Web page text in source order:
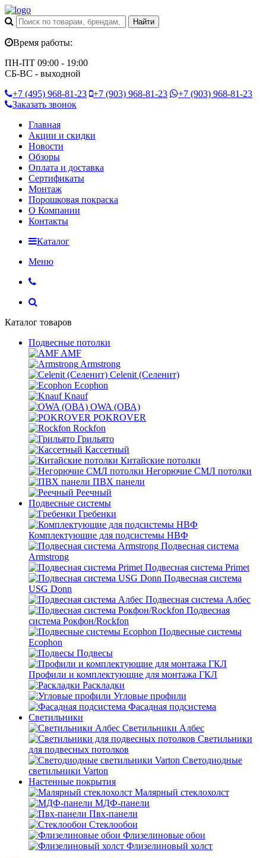
Время работы:
ПН-ПТ 09:00 - 19:00
СБ-ВС - выходной
+7 (495) 968-81-23 +7 (903) 968-81-23 +7 (903) 968-81-23
Заказать звонок
Главная
Акции и скидки
Новости
Обзоры
Оплата и доставка
Сертификаты
Монтаж
Порошковая покраска
О Компании
Контакты
Каталог
Меню
Каталог товаров
Подвесные потолки
AMF
Armstrong
Celenit (Селенит)
Ecophon
Knauf
OWA (ОВА)
POKROVER
Rockfon
Грильято
Кассетный
Китайские потолки
Негорючие СМЛ потолки
ПВХ панели
Реечный
Подвесные системы
Гребенки
Комплектующие для подсистемы НВФ
Подвесная система
Armstrong
Подвесная система Primet
Подвесная система
USG Donn
Подвесная система Албес
Подвесная
система Рокфон/Rockfon
Подвесные системы
Ecophon
Подвесы
Профили и комплектующие для монтажа ГКЛ
Раскладки
Угловые профили
Фасадная подсистема
Светильники
Светильники Албес
Светильники
для подвесных потолков
Светодиодные
светильники Varton
Настенные покрытия
Малярный стеклохолст
МДФ-панели
Пвх-панели
Стеклообои
Флизелиновые обои
Флизелиновый холст